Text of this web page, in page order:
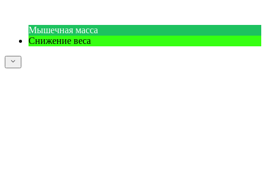
Мышечная масса
Снижение веса